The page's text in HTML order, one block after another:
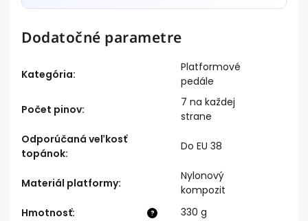
Dodatočné parametre
Kategória:
Platformové
pedále
Počet pinov:
7 na každej
strane
Odporúčaná veľkosť
topánok:
Do EU 38
Materiál platformy:
Nylonový
kompozit
?
Hmotnosť: 330 g